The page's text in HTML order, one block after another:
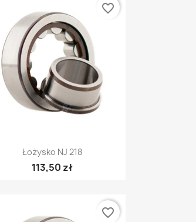
Szybki podgląd
Łożysko NJ 218
113,50 zł
favorite_border
favorite_border